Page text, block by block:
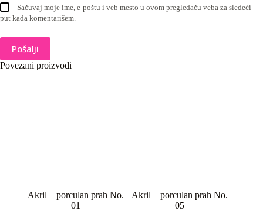
Sačuvaj moje ime, e-poštu i veb mesto u ovom pregledaču veba za sledeći
put kada komentarišem.
Pošalji
Povezani proizvodi
Akril – porculan prah No.
01
Akril – porculan prah No.
05